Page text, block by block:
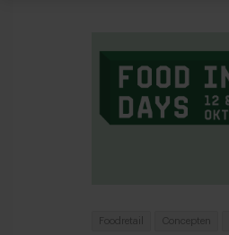
Foodretail Concepten